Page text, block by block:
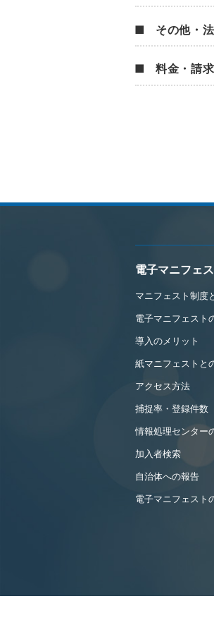
その他・
料金・請求
電子マニフェ
マニフェスト制度
電子マニフェスト
導入のメリット
紙マニフェストと
アクセス方法
捕捉率・登録件数
情報処理センター
加入者検索
自治体への報告
電子マニフェスト